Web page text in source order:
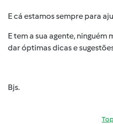
E cá estamos sempre para
E tem a sua agente,
dar óptimas dicas e
Bjs.